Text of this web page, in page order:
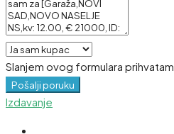
Slanjem ovog formulara prihvatam
Pošalji poruku
Izdavanje